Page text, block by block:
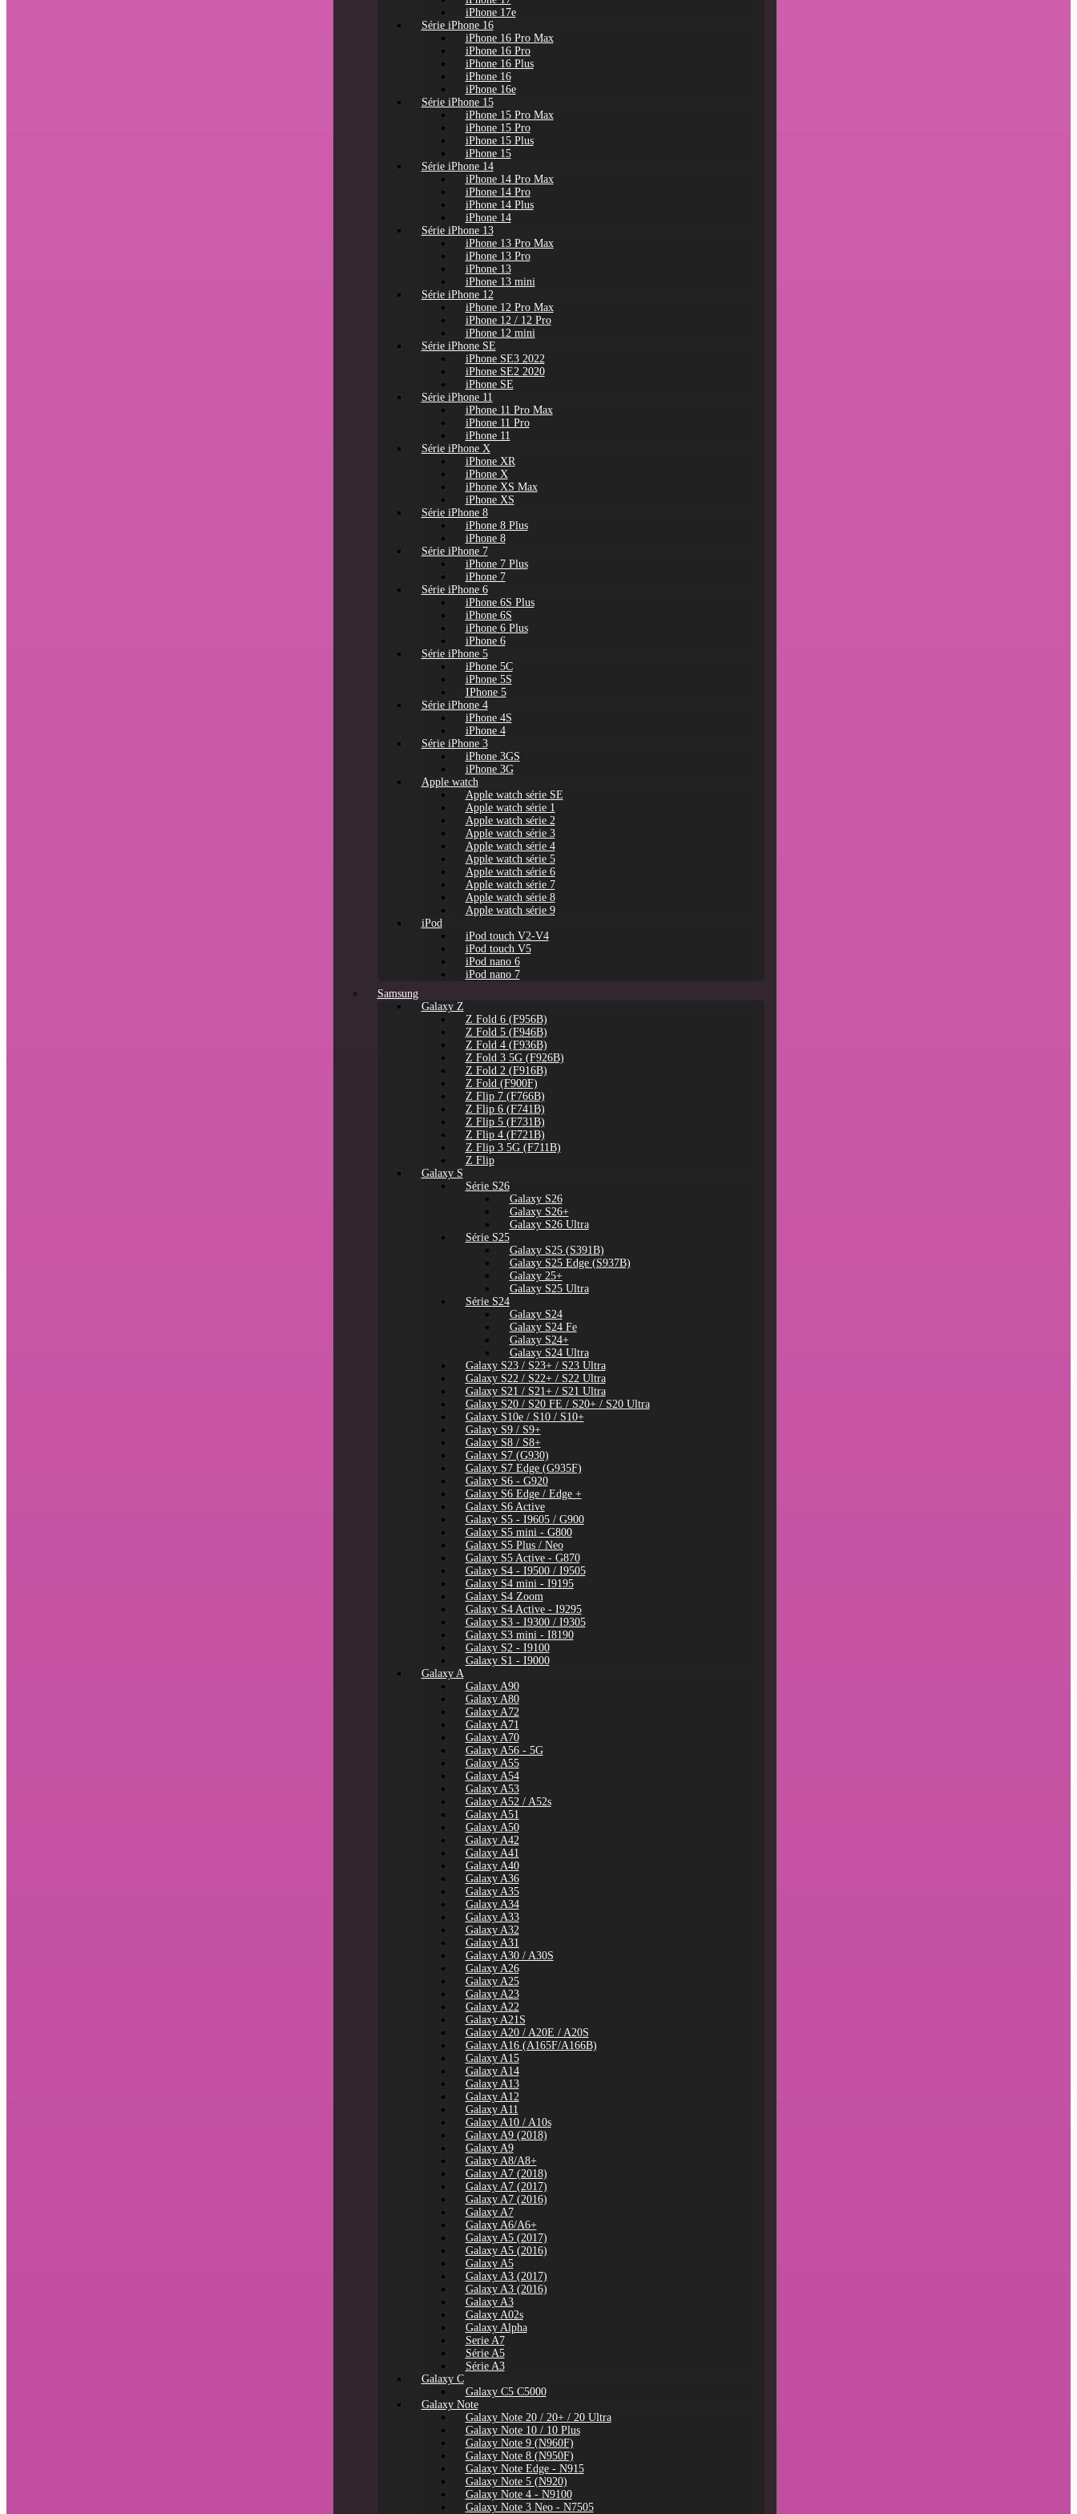
iPhone 17e
Série iPhone 16
iPhone 16 Pro Max
iPhone 16 Pro
iPhone 16 Plus
iPhone 16
iPhone 16e
Série iPhone 15
iPhone 15 Pro Max
iPhone 15 Pro
iPhone 15 Plus
iPhone 15
Série iPhone 14
iPhone 14 Pro Max
iPhone 14 Pro
iPhone 14 Plus
iPhone 14
Série iPhone 13
iPhone 13 Pro Max
iPhone 13 Pro
iPhone 13
iPhone 13 mini
Série iPhone 12
iPhone 12 Pro Max
iPhone 12 / 12 Pro
iPhone 12 mini
Série iPhone SE
iPhone SE3 2022
iPhone SE2 2020
iPhone SE
Série iPhone 11
iPhone 11 Pro Max
iPhone 11 Pro
iPhone 11
Série iPhone X
iPhone XR
iPhone X
iPhone XS Max
iPhone XS
Série iPhone 8
iPhone 8 Plus
iPhone 8
Série iPhone 7
iPhone 7 Plus
iPhone 7
Série iPhone 6
iPhone 6S Plus
iPhone 6S
iPhone 6 Plus
iPhone 6
Série iPhone 5
iPhone 5C
iPhone 5S
IPhone 5
Série iPhone 4
iPhone 4S
iPhone 4
Série iPhone 3
iPhone 3GS
iPhone 3G
Apple watch
Apple watch série SE
Apple watch série 1
Apple watch série 2
Apple watch série 3
Apple watch série 4
Apple watch série 5
Apple watch série 6
Apple watch série 7
Apple watch série 8
Apple watch série 9
iPod
iPod touch V2-V4
iPod touch V5
iPod nano 6
iPod nano 7
Samsung
Galaxy Z
Z Fold 6 (F956B)
Z Fold 5 (F946B)
Z Fold 4 (F936B)
Z Fold 3 5G (F926B)
Z Fold 2 (F916B)
Z Fold (F900F)
Z Flip 7 (F766B)
Z Flip 6 (F741B)
Z Flip 5 (F731B)
Z Flip 4 (F721B)
Z Flip 3 5G (F711B)
Z Flip
Galaxy S
Série S26
Galaxy S26
Galaxy S26+
Galaxy S26 Ultra
Série S25
Galaxy S25 (S391B)
Galaxy S25 Edge (S937B)
Galaxy 25+
Galaxy S25 Ultra
Série S24
Galaxy S24
Galaxy S24 Fe
Galaxy S24+
Galaxy S24 Ultra
Galaxy S23 / S23+ / S23 Ultra
Galaxy S22 / S22+ / S22 Ultra
Galaxy S21 / S21+ / S21 Ultra
Galaxy S20 / S20 FE / S20+ / S20 Ultra
Galaxy S10e / S10 / S10+
Galaxy S9 / S9+
Galaxy S8 / S8+
Galaxy S7 (G930)
Galaxy S7 Edge (G935F)
Galaxy S6 - G920
Galaxy S6 Edge / Edge +
Galaxy S6 Active
Galaxy S5 - I9605 / G900
Galaxy S5 mini - G800
Galaxy S5 Plus / Neo
Galaxy S5 Active - G870
Galaxy S4 - I9500 / I9505
Galaxy S4 mini - I9195
Galaxy S4 Zoom
Galaxy S4 Active - I9295
Galaxy S3 - I9300 / I9305
Galaxy S3 mini - I8190
Galaxy S2 - I9100
Galaxy S1 - I9000
Galaxy A
Galaxy A90
Galaxy A80
Galaxy A72
Galaxy A71
Galaxy A70
Galaxy A56 - 5G
Galaxy A55
Galaxy A54
Galaxy A53
Galaxy A52 / A52s
Galaxy A51
Galaxy A50
Galaxy A42
Galaxy A41
Galaxy A40
Galaxy A36
Galaxy A35
Galaxy A34
Galaxy A33
Galaxy A32
Galaxy A31
Galaxy A30 / A30S
Galaxy A26
Galaxy A25
Galaxy A23
Galaxy A22
Galaxy A21S
Galaxy A20 / A20E / A20S
Galaxy A16 (A165F/A166B)
Galaxy A15
Galaxy A14
Galaxy A13
Galaxy A12
Galaxy A11
Galaxy A10 / A10s
Galaxy A9 (2018)
Galaxy A9
Galaxy A8/A8+
Galaxy A7 (2018)
Galaxy A7 (2017)
Galaxy A7 (2016)
Galaxy A7
Galaxy A6/A6+
Galaxy A5 (2017)
Galaxy A5 (2016)
Galaxy A5
Galaxy A3 (2017)
Galaxy A3 (2016)
Galaxy A3
Galaxy A02s
Galaxy Alpha
Serie A7
Série A5
Série A3
Galaxy C
Galaxy C5 C5000
Galaxy Note
Galaxy Note 20 / 20+ / 20 Ultra
Galaxy Note 10 / 10 Plus
Galaxy Note 9 (N960F)
Galaxy Note 8 (N950F)
Galaxy Note Edge - N915
Galaxy Note 5 (N920)
Galaxy Note 4 - N9100
Galaxy Note 3 Neo - N7505